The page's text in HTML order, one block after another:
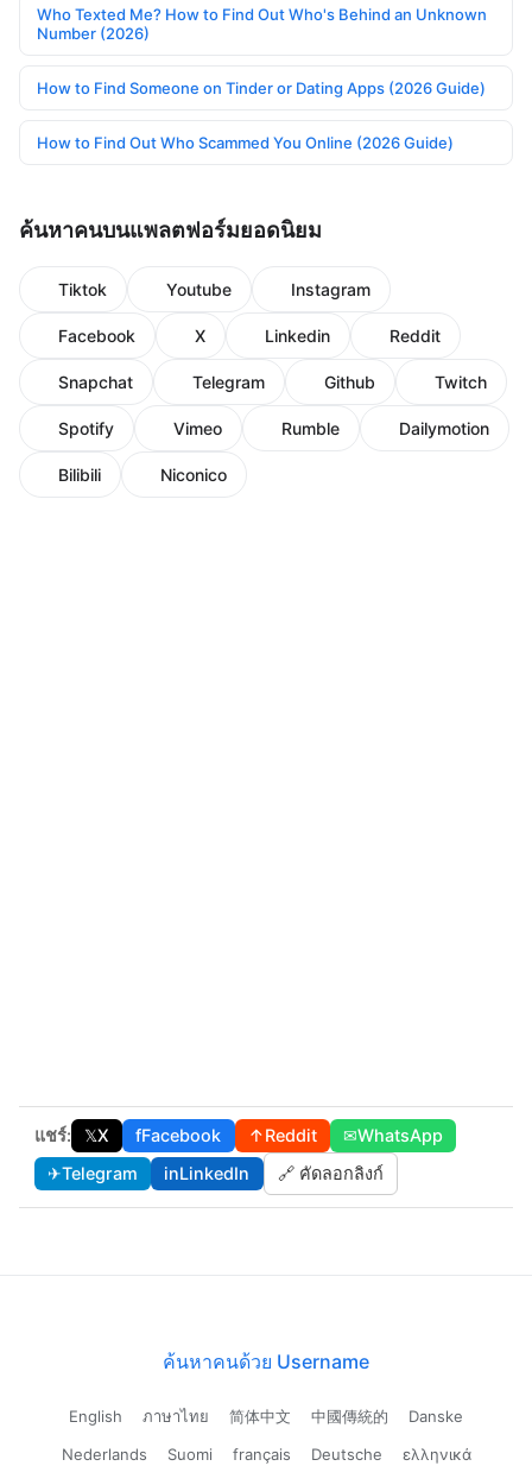
Who Texted Me? How to Find Out Who's Behind an Unknown
Number (2026)
How to Find Someone on Tinder or Dating Apps (2026 Guide)
How to Find Out Who Scammed You Online (2026 Guide)
ค้นหาคนบนแพลตฟอร์มยอดนิยม
Tiktok Youtube Instagram
Facebook X Linkedin Reddit
Snapchat Telegram Github Twitch
Spotify Vimeo Rumble Dailymotion
Bilibili Niconico
แชร์: 𝕏X fFacebook ↑Reddit ✉WhatsApp
✈Telegram inLinkedIn 🔗 คัดลอกลิงก์
ค้นหาคนด้วย Username
English ภาษาไทย 简体中文 中國傳統的
Danske
Nederlands
Suomi français Deutsche ελληνικά